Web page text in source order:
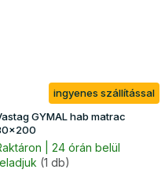
ingyenes szállítással
GYMAL hab matrac
| 24 órán belül
(1 db)